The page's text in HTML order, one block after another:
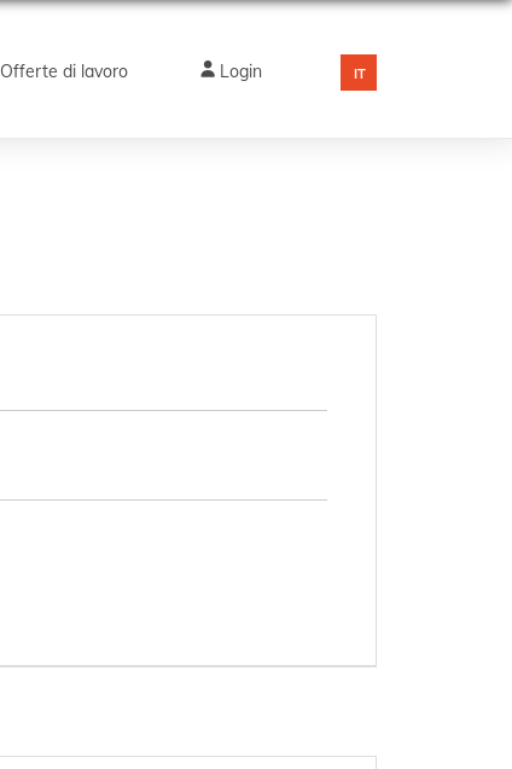
Offerte di lavoro Login IT